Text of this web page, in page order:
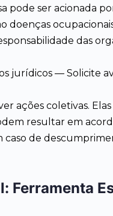
pode ser acionada
doenças
das
jurídicos — Solicite
ações coletivas.
resultar em
caso de
Ferramenta